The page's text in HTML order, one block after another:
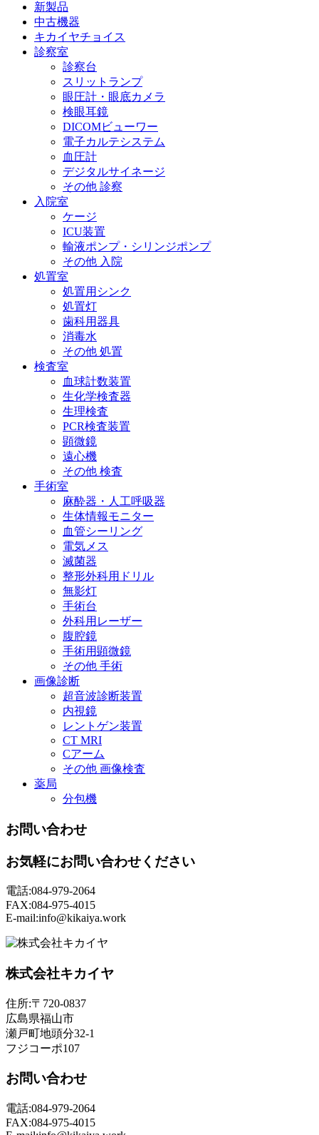
新製品
中古機器
キカイヤチョイス
診察室
診察台
スリットランプ
眼圧計・眼底カメラ
検眼耳鏡
DICOMビューワー
電子カルテシステム
血圧計
デジタルサイネージ
その他 診察
入院室
ケージ
ICU装置
輸液ポンプ・シリンジポンプ
その他 入院
処置室
処置用シンク
処置灯
歯科用器具
消毒水
その他 処置
検査室
血球計数装置
生化学検査器
生理検査
PCR検査装置
顕微鏡
遠心機
その他 検査
手術室
麻酔器・人工呼吸器
生体情報モニター
血管シーリング
電気メス
滅菌器
整形外科用ドリル
無影灯
手術台
外科用レーザー
腹腔鏡
手術用顕微鏡
その他 手術
画像診断
超音波診断装置
内視鏡
レントゲン装置
CT MRI
Cアーム
その他 画像検査
薬局
分包機
お問い合わせ
お気軽にお問い合わせください
電話:084-979-2064
FAX:084-975-4015
E-mail:info@kikaiya.work
株式会社キカイヤ
住所:〒720-0837
広島県福山市
瀬戸町地頭分32-1
フジコーポ107
お問い合わせ
電話:084-979-2064
FAX:084-975-4015